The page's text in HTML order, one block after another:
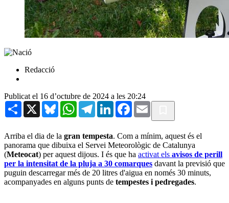
Redacció
Publicat el 16 d’octubre de 2024 a les 20:24
Share X BlueskyWhatsAppTelegramLinkedInFacebook
Email
Arriba el dia de la gran tempesta. Com a mínim, aquest és el
panorama que dibuixa el Servei Meteorològic de Catalunya
(Meteocat) per aquest dijous. I és que ha activat els avisos de perill
per la intensitat de la pluja a 30 comarques davant la previsió que
puguin descarregar més de 20 litres d'aigua en només 30 minuts,
acompanyades en alguns punts de tempestes i pedregades.